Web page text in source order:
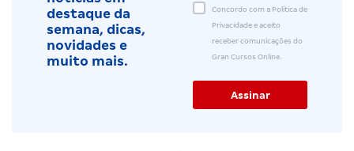
destaque da
semana, dicas,
novidades e
muito mais.
Concordo com a Política de
Privacidade e aceito
receber comunicações do
Gran Cursos Online.